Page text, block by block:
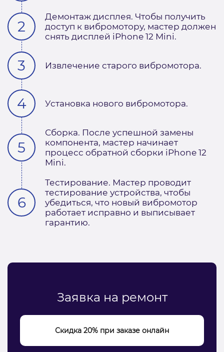
Демонтаж дисплея. Чтобы получить
доступ к вибромотору, мастер должен
снять дисплей iPhone 12 Mini.
Извлечение старого вибромотора.
Установка нового вибромотора.
Сборка. После успешной замены
компонента, мастер начинает
процесс обратной сборки iPhone 12
Mini.
Тестирование. Мастер проводит
тестирование устройства, чтобы
убедиться, что новый вибромотор
работает исправно и выписывает
гарантию.
Заявка на ремонт
Скидка 20% при заказе онлайн